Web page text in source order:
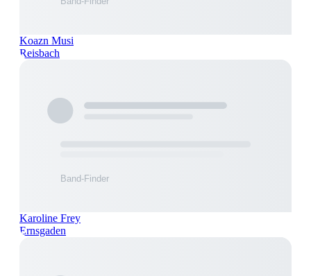
Koazn Musi
Reisbach
Karoline Frey
Ernsgaden